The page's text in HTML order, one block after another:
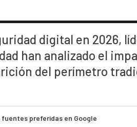
digital en 2026,
han analizado el
del perímetro
preferidas en Google